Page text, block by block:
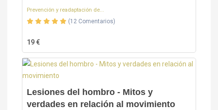
Prevención y readaptación de...
(12 Comentarios)
19 €
Lesiones del hombro - Mitos y
verdades en relación al movimiento